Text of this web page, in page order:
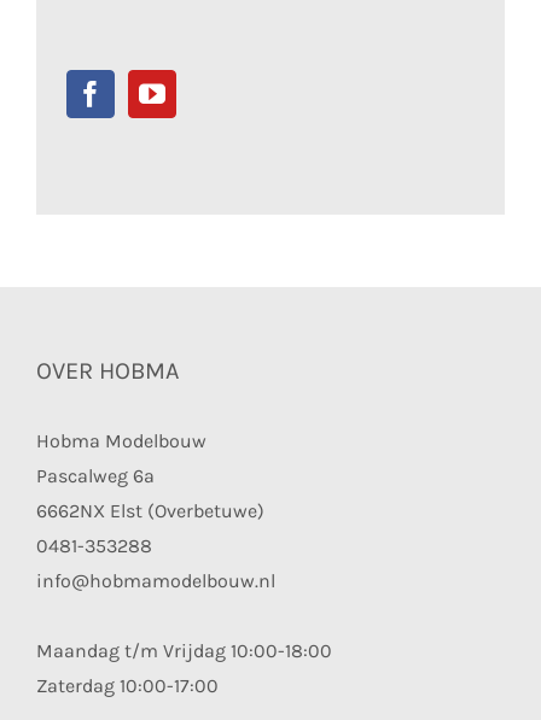
OVER HOBMA
Hobma Modelbouw
Pascalweg 6a
6662NX Elst (Overbetuwe)
0481-353288
info@hobmamodelbouw.nl
Maandag t/m Vrijdag 10:00-18:00
Zaterdag 10:00-17:00